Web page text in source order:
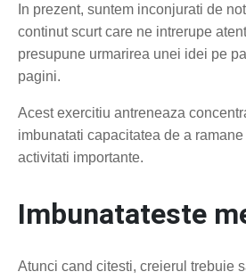
In prezent, suntem inconjurati de
continut scurt care ne intrerupe
presupune urmarirea unei idei pe
pagini.
Acest exercitiu antreneaza
imbunatati capacitatea de a
activitati importante.
Imbunatateste
Atunci cand citesti, creierul trebuie